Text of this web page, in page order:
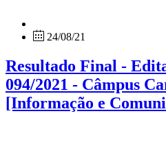
24/08/21
Resultado Final -
094/2021 - Câmpus
[Informação e